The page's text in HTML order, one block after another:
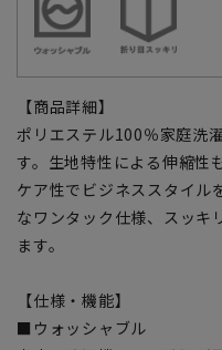
【商品詳細】
ポリエステル100％家庭洗
す。生地特性による伸縮性
ケア性でビジネススタイル
なワンタック仕様、スッキ
ます。
【仕様・機能】
■ウォッシャブル